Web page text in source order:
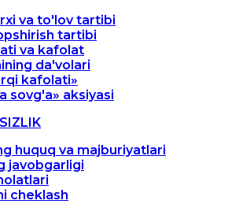
va to'lov tartibi
tartibi
va kafolat
da'volari
kafolati»
sovg'a» aksiyasi
huquq va majburiyatlari
javobgarligi
cheklash